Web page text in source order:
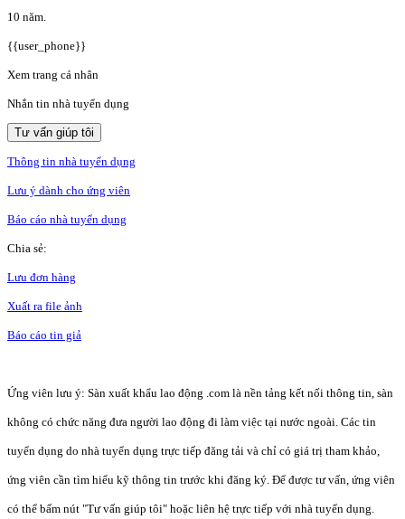
10 năm.
{{user_phone}}
Xem trang cá nhân
Nhắn tin nhà tuyển dụng
Tư vấn giúp tôi
Thông tin nhà tuyển dụng
Lưu ý dành cho ứng viên
Báo cáo nhà tuyển dụng
Chia sẻ:
Lưu đơn hàng
Xuất ra file ảnh
Báo cáo tin giả
Ứng viên lưu ý: Sàn xuất khẩu lao động .com là nền tảng kết nối thông tin, sàn
không có chức năng đưa người lao động đi làm việc tại nước ngoài. Các tin
tuyển dụng do nhà tuyển dụng trực tiếp đăng tải và chỉ có giá trị tham khảo,
ứng viên cần tìm hiểu kỹ thông tin trước khi đăng ký. Để được tư vấn, ứng viên
có thể bấm nút "Tư vấn giúp tôi" hoặc liên hệ trực tiếp với nhà tuyển dụng.